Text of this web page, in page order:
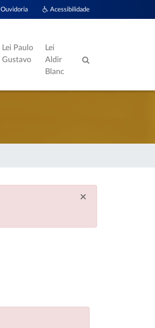
Acessibilidade
Ouvidoria
Lei Paulo
Gustavo
Lei
Aldir
Blanc
×